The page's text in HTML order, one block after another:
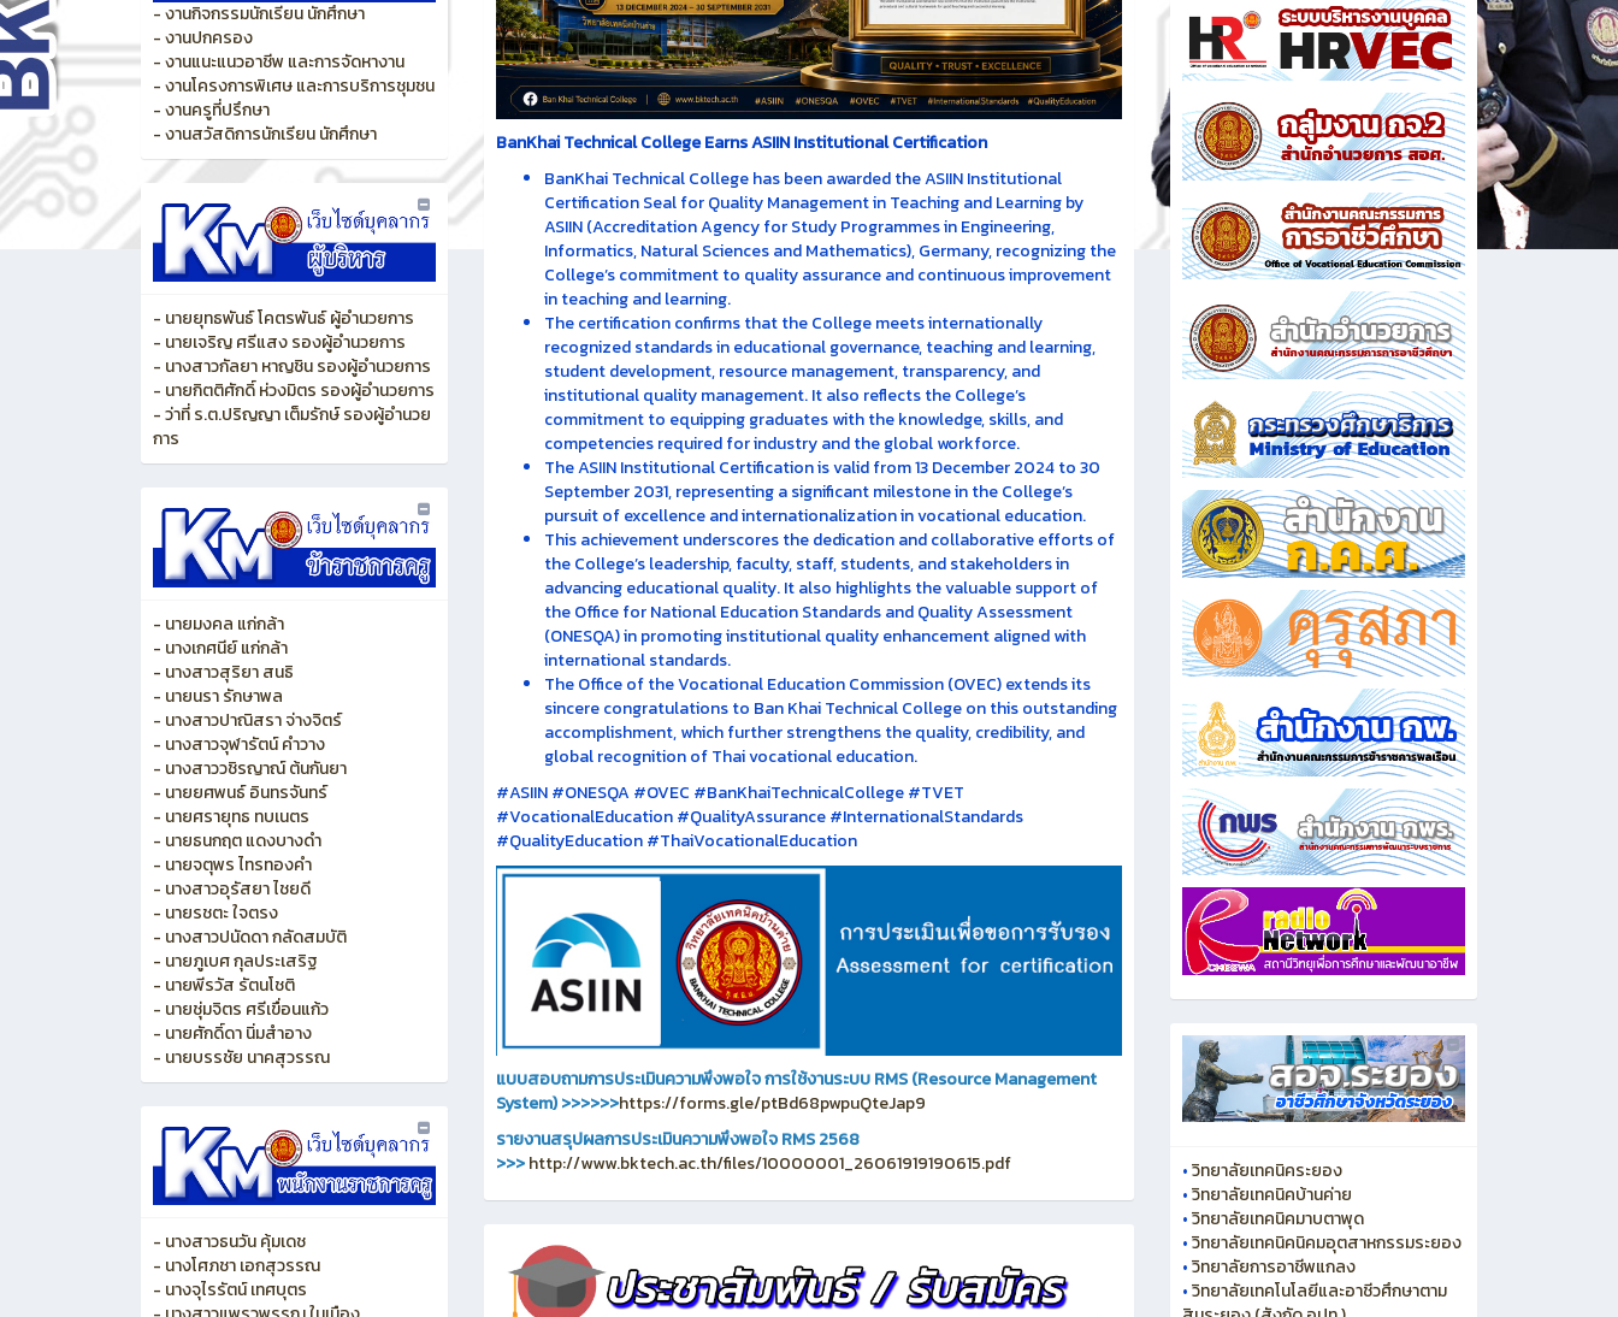
- งานกิจกรรมนักเรียน นักศึกษา
- งานปกครอง
- งานแนะแนวอาชีพ และการจัดหางาน
- งานโครงการพิเศษ และการบริการชุมชน
- งานครูที่ปรึกษา
- งานสวัสดิการนักเรียน นักศึกษา
- นายยุทธพันธ์ โคตรพันธ์ ผู้อำนวยการ
- นายเจริญ ศรีแสง รองผู้อำนวยการ
- นางสาวกัลยา หาญชิน รองผู้อำนวยการ
- นายกิตติศักดิ์ ห่วงมิตร รองผู้อำนวยการ
- ว่าที่ ร.ต.ปริญญา เต็มรักษ์ รองผู้อำนวย
การ
- นายมงคล แก่กล้า
- นางเกศนีย์ แก่กล้า
- นางสาวสุริยา สนธิ
- นายนรา รักษาพล
- นางสาวปาณิสรา จ่างจิตร์
- นางสาวจุฬารัตน์ คำวาง
- นางสาววชิรญาณ์ ต้นกันยา
- นายยศพนธ์ อินทรจันทร์
- นายศรายุทธ ทบเนตร
- นายธนกฤต แดงบางดำ
- นายจตุพร ไทรทองคำ
- นางสาวอุรัสยา ไชยดี
- นายรชตะ ใจตรง
- นางสาวปนัดดา กลัดสมบัติ
- นายภูเบศ กุลประเสริฐ
- นายพีรวัส รัตนโชติ
- นายชุ่มจิตร ศรีเขื่อนแก้ว
- นายศักดิ์ดา นิ่มสำอาง
- นายบรรชัย นาคสุวรรณ
- นางสาวธนวัน คุ้มเดช
- นางโศภชา เอกสุวรรณ
- นางจุไรรัตน์ เทศบุตร
BanKhai Technical College Earns ASIIN Institutional Certification
BanKhai Technical College has been awarded the ASIIN Institutional
Certification Seal for Quality Management in Teaching and Learning by
ASIIN (Accreditation Agency for Study Programmes in Engineering,
Informatics, Natural Sciences and Mathematics), Germany, recognizing the
College’s commitment to quality assurance and continuous improvement
in teaching and learning.
The certification confirms that the College meets internationally
recognized standards in educational governance, teaching and learning,
student development, resource management, transparency, and
institutional quality management. It also reflects the College’s
commitment to equipping graduates with the knowledge, skills, and
competencies required for industry and the global workforce.
The ASIIN Institutional Certification is valid from 13 December 2024 to 30
September 2031, representing a significant milestone in the College’s
pursuit of excellence and internationalization in vocational education.
This achievement underscores the dedication and collaborative efforts of
the College’s leadership, faculty, staff, students, and stakeholders in
advancing educational quality. It also highlights the valuable support of
the Office for National Education Standards and Quality Assessment
(ONESQA) in promoting institutional quality enhancement aligned with
international standards.
The Office of the Vocational Education Commission (OVEC) extends its
sincere congratulations to Ban Khai Technical College on this outstanding
accomplishment, which further strengthens the quality, credibility, and
global recognition of Thai vocational education.
#ASIIN #ONESQA #OVEC #BanKhaiTechnicalCollege #TVET
#VocationalEducation #QualityAssurance #InternationalStandards
#QualityEducation #ThaiVocationalEducation
แบบสอบถามการประเมินความพึงพอใจ การใช้งานระบบ RMS (Resource Management
System)>>>>>>https://forms.gle/ptBd68pwpuQteJap9
รายงานสรุปผลการประเมินความพึงพอใจ RMS 2568
>>>http://www.bktech.ac.th/files/10000001_26061919190615.pdf •วิทยาลัยเทคนิคระยอง
•วิทยาลัยเทคนิคบ้านค่าย
•วิทยาลัยเทคนิคมาบตาพุด
•วิทยาลัยเทคนิคนิคมอุตสาหกรรมระยอง
•วิทยาลัยการอาชีพแกลง
•วิทยาลัยเทคโนโลยีและอาชีวศึกษาตาม